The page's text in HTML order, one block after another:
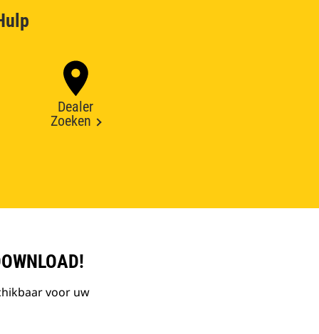
Dealer
Zoeken
voor uw